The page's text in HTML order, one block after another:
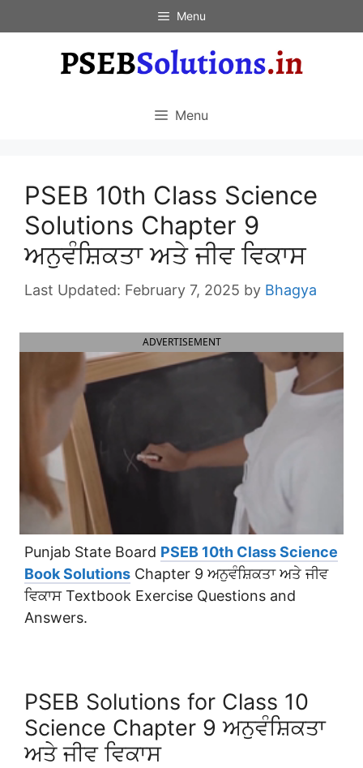
to
Menu
Menu
PSEB 10th Class Science
Solutions Chapter 9
ਅਨੁਵੰਸ਼ਿਕਤਾ ਅਤੇ ਜੀਵ ਵਿਕਾਸ
February 7, 2025 by Bhagya
ADVERTISEMENT
Punjab State Board PSEB 10th Class Science
Book Solutions Chapter 9 ਅਨੁਵੰਸ਼ਿਕਤਾ ਅਤੇ ਜੀਵ
ਵਿਕਾਸ Textbook Exercise Questions and
Answers.
PSEB Solutions for Class 10
Science Chapter 9 ਅਨੁਵੰਸ਼ਿਕਤਾ
ਅਤੇ ਜੀਵ ਵਿਕਾਸ